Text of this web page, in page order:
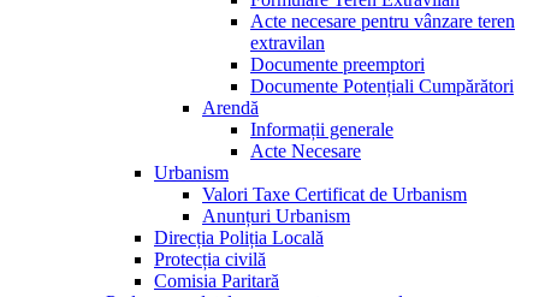
Acte necesare pentru vânzare teren
extravilan
Documente preemptori
Documente Potențiali Cumpărători
Arendă
Informații generale
Acte Necesare
Urbanism
Valori Taxe Certificat de Urbanism
Anunțuri Urbanism
Direcția Poliția Locală
Protecția civilă
Comisia Paritară